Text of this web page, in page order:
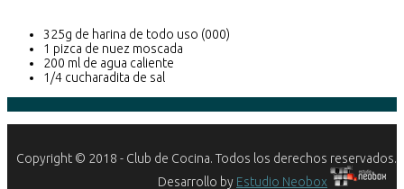
325g de harina de todo uso (000)
1 pizca de nuez moscada
200 ml de agua caliente
1/4 cucharadita de sal
Copyright © 2018 - Club de Cocina. Todos los derechos reservados.
Desarrollo by Estudio Neobox